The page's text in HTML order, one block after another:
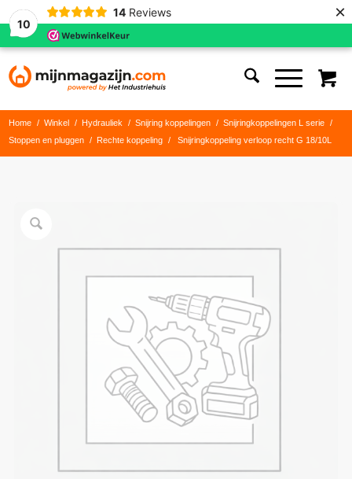
10
14 Reviews ×
Home / Winkel / Hydrauliek / Snijring koppelingen / Snijringkoppelingen L serie
/
Stoppen en pluggen
/ Rechte koppeling / Snijringkoppeling verloop recht G 18/10L